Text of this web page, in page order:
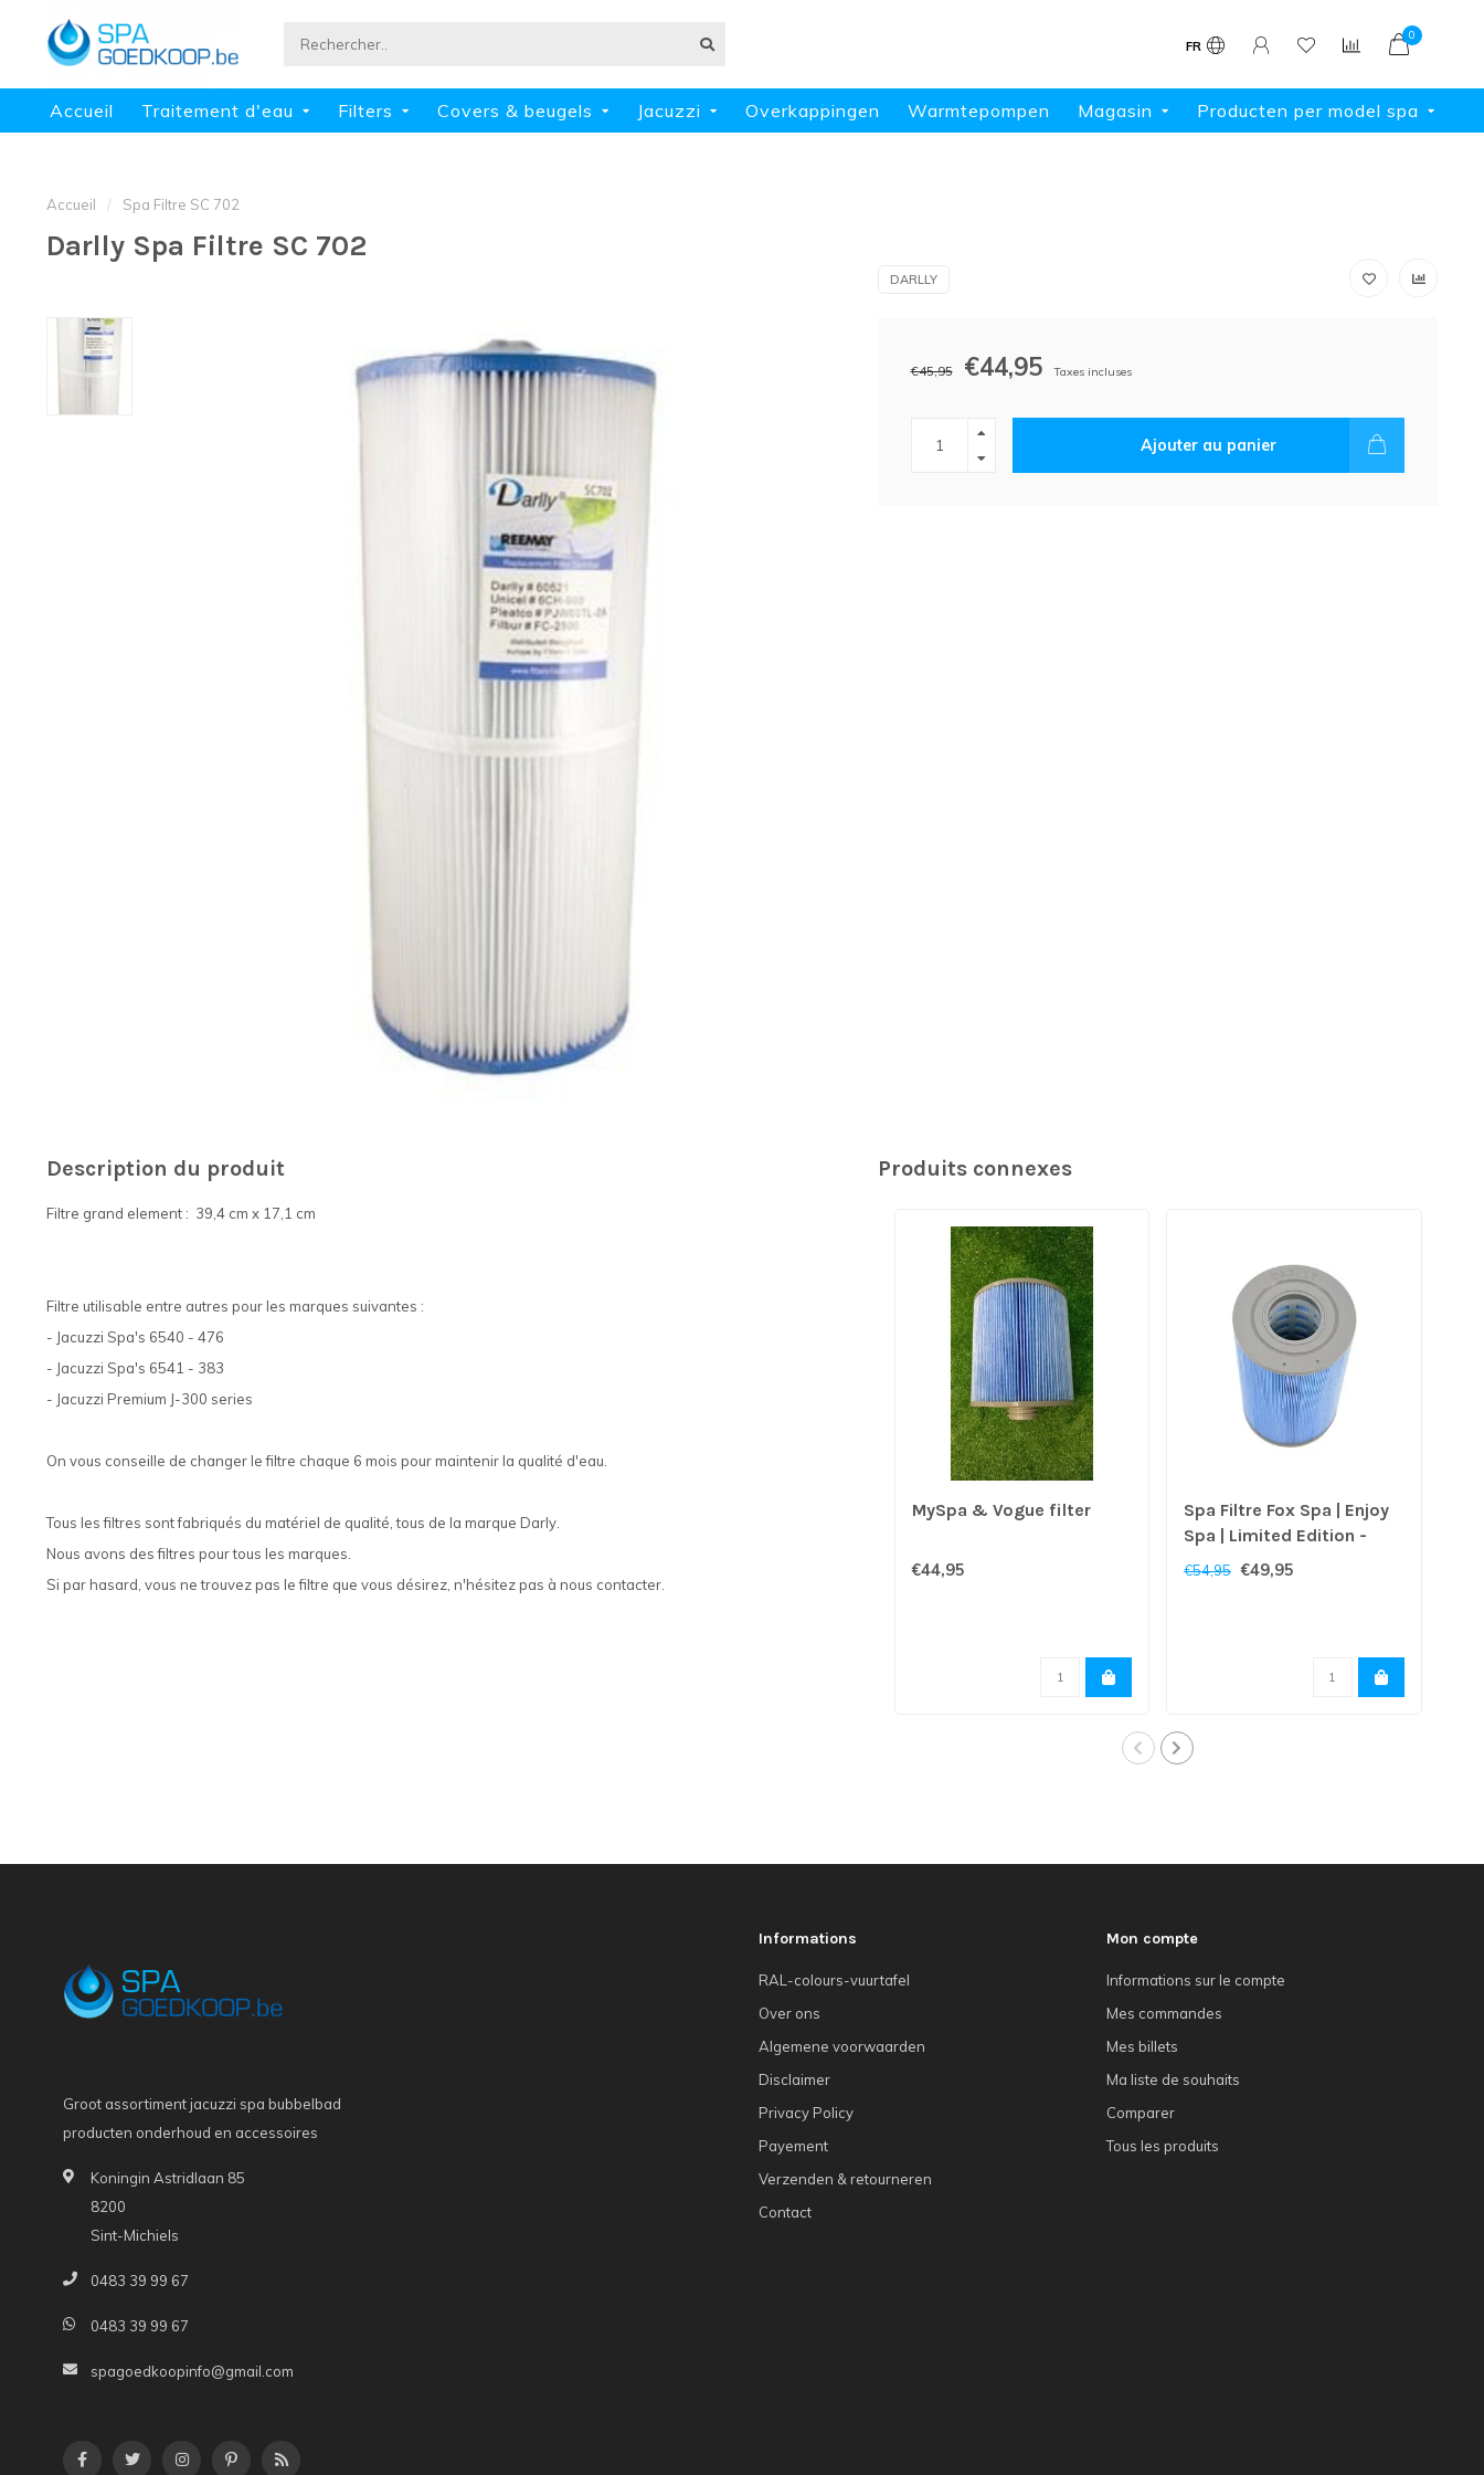
FR
0
Accueil Traitement d'eau Filters Covers & beugels Jacuzzi Overkappingen Warmtepompen Magasin Producten per model spa
Accueil / Spa Filtre SC 702
Darlly Spa Filtre SC 702
DARLLY
€45,95 €44,95 Taxes incluses
Ajouter au panier
Description du produit
Filtre grand element : 39,4 cm x 17,1 cm
Filtre utilisable entre autres pour les marques suivantes :
- Jacuzzi Spa's 6540 - 476
- Jacuzzi Spa's 6541 - 383
- Jacuzzi Premium J-300 series
On vous conseille de changer le filtre chaque 6 mois pour maintenir la qualité d'eau.
Tous les filtres sont fabriqués du matériel de qualité, tous de la marque Darly.
Nous avons des filtres pour tous les marques.
Si par hasard, vous ne trouvez pas le filtre que vous désirez, n'hésitez pas à nous contacter.
Produits connexes
MySpa & Vogue filter
€44,95
Spa Filtre Fox Spa | Enjoy
Spa | Limited Edition -
Copy
€54,95 €49,95
Groot assortiment jacuzzi spa bubbelbad
producten onderhoud en accessoires
Koningin Astridlaan 85
8200
Sint-Michiels
0483 39 99 67
0483 39 99 67
spagoedkoopinfo@gmail.com
Informations
RAL-colours-vuurtafel
Over ons
Algemene voorwaarden
Disclaimer
Privacy Policy
Payement
Verzenden & retourneren
Contact
Mon compte
Informations sur le compte
Mes commandes
Mes billets
Ma liste de souhaits
Comparer
Tous les produits